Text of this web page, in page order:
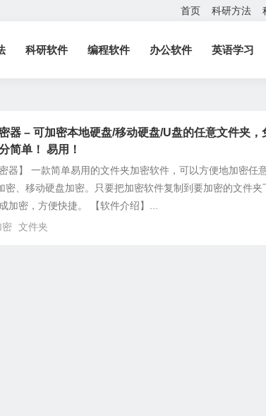
首页 科研方法
科研软件 编程软件 办公软件 英语学习
器 – 可加密本地硬盘/移动硬盘/U盘的任意文件夹，
简单！ 易用！
器】 一款简单易用的文件夹加密软件，可以方便地加密任
密、移动硬盘加密。只要把加密软件复制到要加密的文件夹
加密，方便快捷。 【软件介绍】...
密 文件夹